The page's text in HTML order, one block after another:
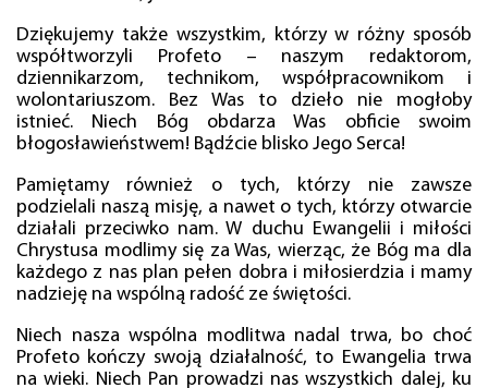
Dziękujemy także wszystkim, którzy w różny sposób
współtworzyli Profeto – naszym redaktorom,
dziennikarzom, technikom, współpracownikom i
wolontariuszom. Bez Was to dzieło nie mogłoby
istnieć. Niech Bóg obdarza Was obficie swoim
błogosławieństwem! Bądźcie blisko Jego Serca!
Pamiętamy również o tych, którzy nie zawsze
podzielali naszą misję, a nawet o tych, którzy otwarcie
działali przeciwko nam. W duchu Ewangelii i miłości
Chrystusa modlimy się za Was, wierząc, że Bóg ma dla
każdego z nas plan pełen dobra i miłosierdzia i mamy
nadzieję na wspólną radość ze świętości.
Niech nasza wspólna modlitwa nadal trwa, bo choć
Profeto kończy swoją działalność, to Ewangelia trwa
na wieki. Niech Pan prowadzi nas wszystkich dalej, ku